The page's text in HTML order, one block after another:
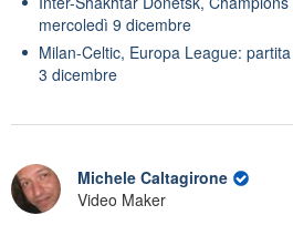
mercoledì 9 dicembre
Milan-Celtic, Europa League:
3 dicembre
Michele Caltagirone
Video Maker